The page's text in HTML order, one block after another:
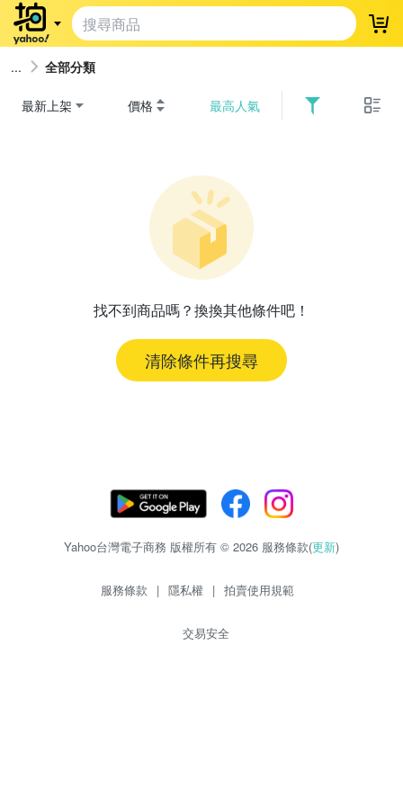
登
全部分類
最新上架 價格 最高人氣
找不到商品嗎？換換其他條件吧！
清除條件再搜尋
Yahoo台灣電子商務 版權所有 © 2026 服務條款(更新)
服務條款 | 隱私權 | 拍賣使用規範
交易安全